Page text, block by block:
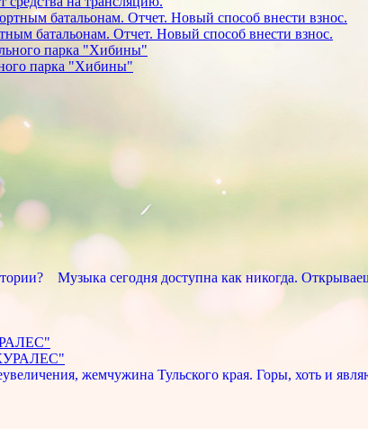
батальонам. Отчет. Новый способ внести взнос.
парка "Хибины"
Музыка сегодня доступна как никогда.
жемчужина Тульского края. Горы, хоть и